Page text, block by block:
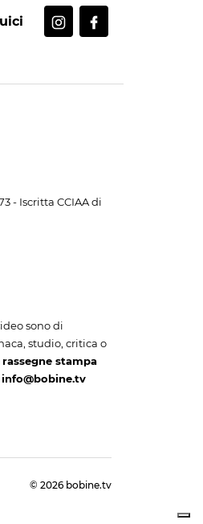
- Iscritta CCIAA di
sono di
studio, critica o
stampa
© 2026 bobine.tv